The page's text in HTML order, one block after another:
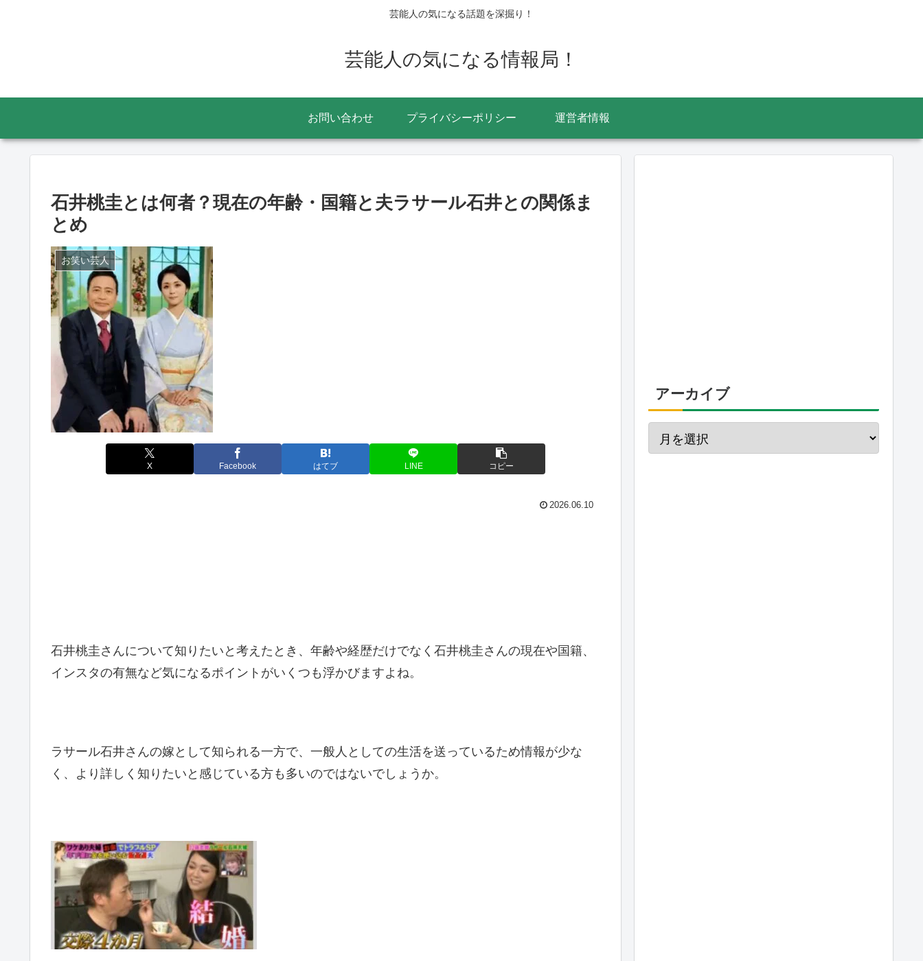
芸能人の気になる話題を深掘り！
芸能人の気になる情報局！
お問い合わせ プライバシーポリシー 運営者情報
石井桃圭とは何者？現在の年齢・国籍と夫ラサール石井との関係ま
とめ
お笑い芸人
X Facebook はてブ LINE コピー
2026.06.10
石井桃圭さんについて知りたいと考えたとき、年齢や経歴だけでなく石井桃圭さんの現在や国籍、
インスタの有無など気になるポイントがいくつも浮かびますよね。
ラサール石井さんの嫁として知られる一方で、一般人としての生活を送っているため情報が少な
く、より詳しく知りたいと感じている方も多いのではないでしょうか。
アーカイブ